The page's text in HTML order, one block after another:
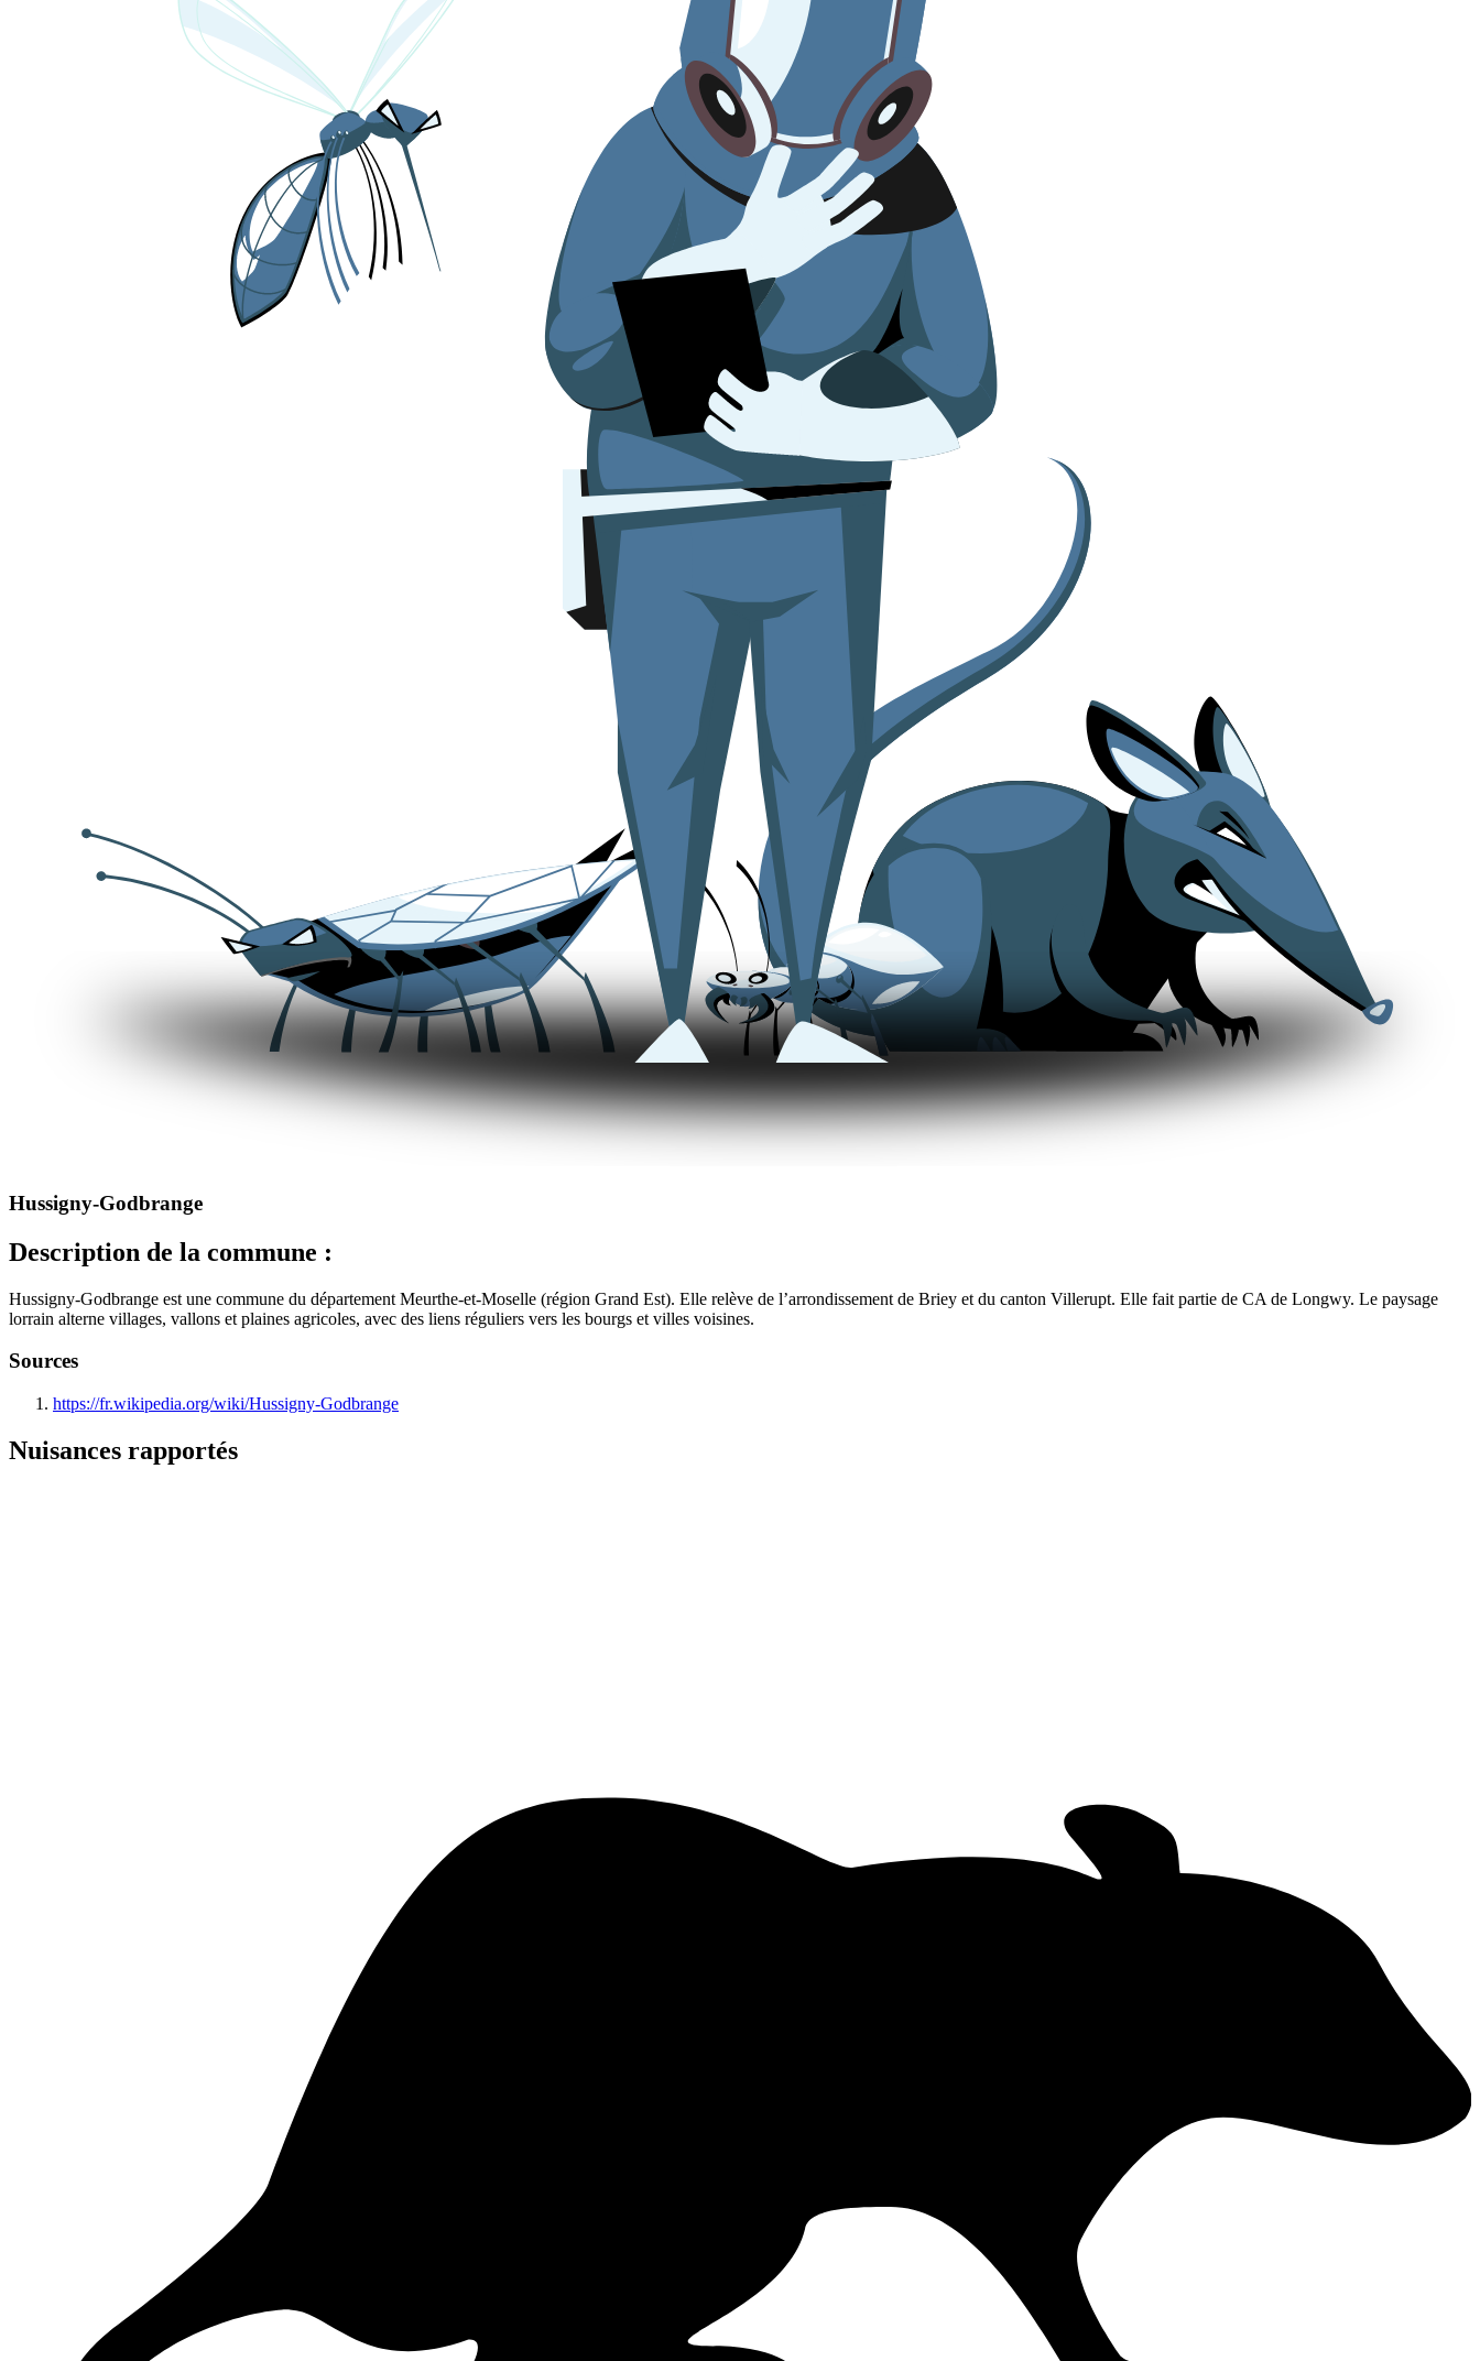
Hussigny-Godbrange
Description de la commune :
Hussigny-Godbrange est une commune du département Meurthe-et-Moselle (région Grand Est). Elle relève de l’arrondissement de Briey et du canton Villerupt. Elle fait partie de CA de Longwy. Le paysage
lorrain alterne villages, vallons et plaines agricoles, avec des liens réguliers vers les bourgs et villes voisines.
Sources
https://fr.wikipedia.org/wiki/Hussigny-Godbrange
Nuisances rapportés